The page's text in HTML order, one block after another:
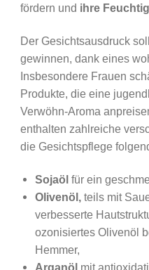
fördern und ihre
Der Gesichtsausdruck
gewinnen, dank eines
Insbesondere Frauen
Produkte, die eine
Verwöhn-Aroma
enthalten zahlreiche
die Gesichtspflege
Sojaöl für ein
Olivenöl, teils mit
verbesserte
ozonisiertes Olivenöl
Hemmer,
Arganöl mit